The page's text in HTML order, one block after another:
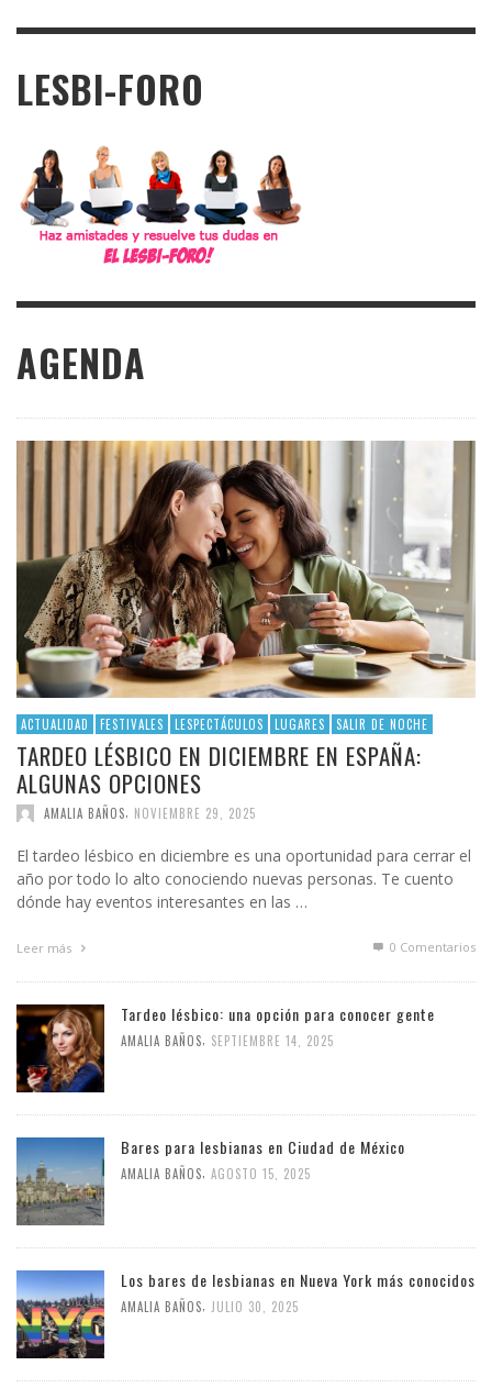
LESBI-FORO
AGENDA
ACTUALIDAD FESTIVALES LESPECTÁCULOS LUGARES SALIR DE NOCHE
TARDEO LÉSBICO EN DICIEMBRE EN ESPAÑA:
ALGUNAS OPCIONES
AMALIA BAÑOS NOVIEMBRE 29, 2025
El tardeo lésbico en diciembre es una oportunidad para cerrar el
año por todo lo alto conociendo nuevas personas. Te cuento
dónde hay eventos interesantes en las …
Leer más 0 Comentarios
Tardeo lésbico: una opción para conocer gente
AMALIA BAÑOS SEPTIEMBRE 14, 2025
Bares para lesbianas en Ciudad de México
AMALIA BAÑOS AGOSTO 15, 2025
Los bares de lesbianas en Nueva York más conocidos
AMALIA BAÑOS JULIO 30, 2025